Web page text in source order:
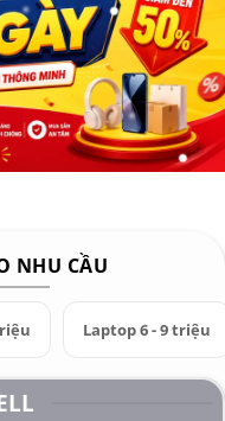
4000
NHU CẦU
Laptop 6 - 9 triệu